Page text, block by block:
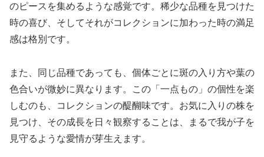
のピースを集めるような感覚です。稀少な品種を見つけた
時の喜び、そしてそれがコレクションに加わった時の満足
感は格別です。
また、同じ品種であっても、個体ごとに斑の入り方や葉の
色合いが微妙に異なります。この「一点もの」の個性を楽
しむのも、コレクションの醍醐味です。お気に入りの株を
見つけ、その成長を日々観察することは、まるで我が子を
見守るような愛情が芽生えます。